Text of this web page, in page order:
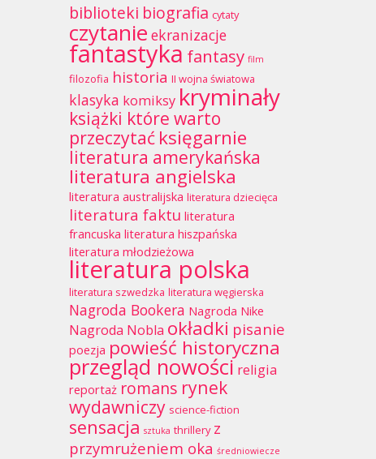
biblioteki biografia cytaty
czytanie ekranizacje
fantastyka fantasy film
filozofia historia II wojna światowa
klasyka komiksy kryminały
książki które warto
przeczytać księgarnie
literatura amerykańska
literatura angielska
literatura australijska literatura dziecięca
literatura faktu literatura
francuska literatura hiszpańska
literatura młodzieżowa
literatura polska
literatura szwedzka literatura węgierska
Nagroda Bookera Nagroda Nike
Nagroda Nobla okładki pisanie
poezja powieść historyczna
przegląd nowości religia
reportaż romans rynek
wydawniczy science-fiction
sensacja sztuka thrillery z
przymrużeniem oka średniowiecze